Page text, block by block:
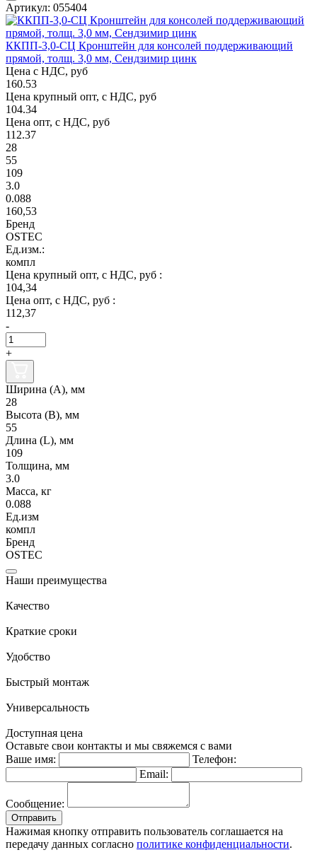
Артикул: 055404
ККПП-3,0-СЦ Кронштейн для консолей поддерживающий
прямой, толщ. 3,0 мм, Сендзимир цинк
Цена с НДС, руб
160.53
Цена крупный опт, с НДС, руб
104.34
Цена опт, с НДС, руб
112.37
28
55
109
3.0
0.088
160,53
Бренд
OSTEC
Ед.изм.:
компл
Цена крупный опт, с НДС, руб :
104,34
Цена опт, с НДС, руб :
112,37
-
+
Ширина (А), мм
28
Высота (В), мм
55
Длина (L), мм
109
Толщина, мм
3.0
Масса, кг
0.088
Ед.изм
компл
Бренд
OSTEC
Наши преимущества
Качество
Краткие сроки
Удобство
Быстрый монтаж
Универсальность
Доступная цена
Оставьте свои контакты и мы свяжемся с вами
Ваше имя:
Телефон:
Email:
Сообщение:
Отправить
Нажимая кнопку отправить пользователь соглашается на
передачу данных согласно политике конфиденциальности.